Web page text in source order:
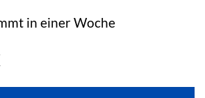
in einer Woche